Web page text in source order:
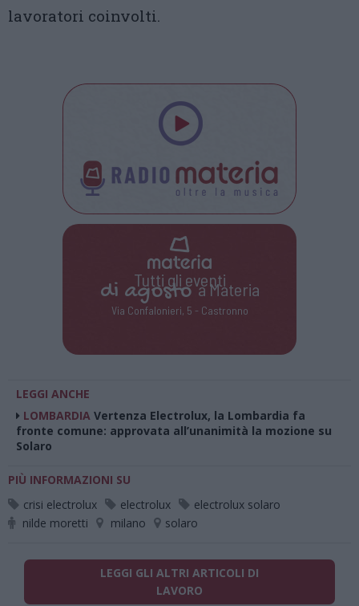
lavoratori coinvolti.
Tutti gli eventi
di agostoa Materia
Via Confalonieri, 5 - Castronno
LEGGI ANCHE
LOMBARDIA Vertenza Electrolux, la Lombardia fa
fronte comune: approvata all’unanimità la mozione su
Solaro
PIÙ INFORMAZIONI SU
crisi electrolux
electrolux
electrolux solaro
nilde moretti
milano solaro
LEGGI GLI ALTRI ARTICOLI DI
LAVORO